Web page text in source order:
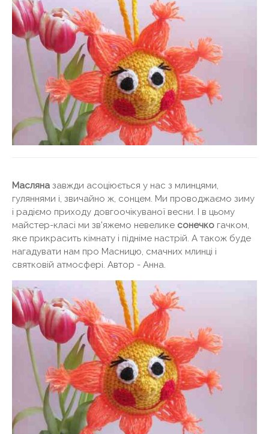
Масляна завжди асоціюється у нас з млинцями,
гуляннями і, звичайно ж, сонцем. Ми проводжаємо зиму
і радіємо приходу довгоочікуваної весни. І в цьому
майстер-класі ми зв'яжемо невелике сонечко гачком,
яке прикрасить кімнату і підніме настрій. А також буде
нагадувати нам про Масницю, смачних млинці і
святковій атмосфері. Автор - Анна.